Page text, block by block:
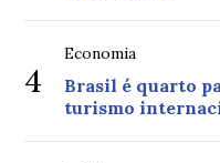
4
Economia
Brasil é quarto
turismo